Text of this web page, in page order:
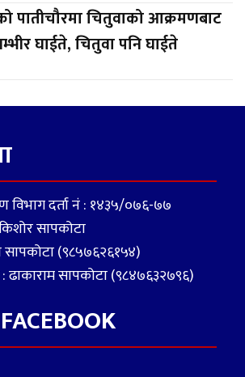
पातीचौरमा चितुवाको आक्रमणबाट
घाईते, चितुवा पनि घाईते
विभाग दर्ता नं : १४३५/०७६-७७
सापकोटा
(९८५७६२६१५४)
सापकोटा (९८४७६३२७९६)